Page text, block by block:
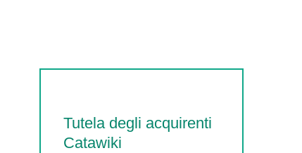
Tutela degli acquirenti
Catawiki